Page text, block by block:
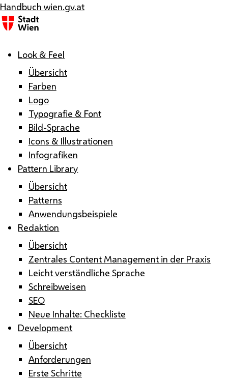
Handbuch wien.gv.at
Look & Feel
Übersicht
Farben
Logo
Typografie & Font
Bild-Sprache
Icons & Illustrationen
Infografiken
Pattern Library
Übersicht
Patterns
Anwendungsbeispiele
Redaktion
Übersicht
Zentrales Content Management in der Praxis
Leicht verständliche Sprache
Schreibweisen
SEO
Neue Inhalte: Checkliste
Development
Übersicht
Anforderungen
Erste Schritte